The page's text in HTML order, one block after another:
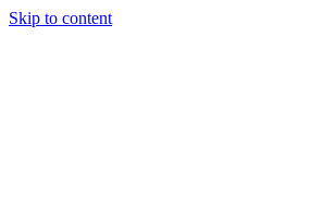
Skip to content